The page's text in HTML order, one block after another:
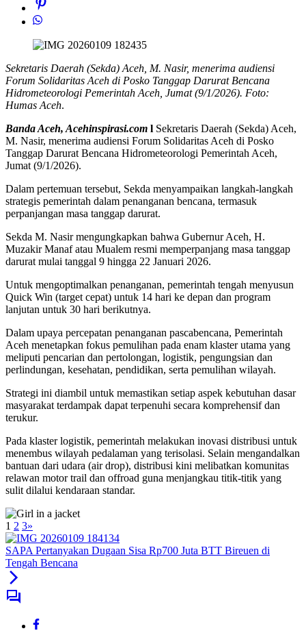
Sekretaris Daerah (Sekda) Aceh, M. Nasir, menerima audiensi
Forum Solidaritas Aceh di Posko Tanggap Darurat Bencana
Hidrometeorologi Pemerintah Aceh, Jumat (9/1/2026). Foto:
Humas Aceh.
Banda Aceh, Acehinspirasi.com l Sekretaris Daerah (Sekda) Aceh,
M. Nasir, menerima audiensi Forum Solidaritas Aceh di Posko
Tanggap Darurat Bencana Hidrometeorologi Pemerintah Aceh,
Jumat (9/1/2026).
Dalam pertemuan tersebut, Sekda menyampaikan langkah-langkah
strategis pemerintah dalam penanganan bencana, termasuk
perpanjangan masa tanggap darurat.
Sekda M. Nasir mengungkapkan bahwa Gubernur Aceh, H.
Muzakir Manaf atau Mualem resmi memperpanjang masa tanggap
darurat mulai tanggal 9 hingga 22 Januari 2026.
Untuk mengoptimalkan penanganan, pemerintah tengah menyusun
Quick Win (target cepat) untuk 14 hari ke depan dan program
lanjutan untuk 30 hari berikutnya.
Dalam upaya percepatan penanganan pascabencana, Pemerintah
Aceh menetapkan fokus pemulihan pada enam klaster utama yang
meliputi pencarian dan pertolongan, logistik, pengungsian dan
perlindungan, kesehatan, pendidikan, serta pemulihan wilayah.
Strategi ini diambil untuk memastikan setiap aspek kebutuhan dasar
masyarakat terdampak dapat terpenuhi secara komprehensif dan
terukur.
Pada klaster logistik, pemerintah melakukan inovasi distribusi untuk
menembus wilayah pedalaman yang terisolasi. Selain mengandalkan
bantuan dari udara (air drop), distribusi kini melibatkan komunitas
relawan motor trail dan offroad guna menjangkau titik-titik yang
sulit dilalui kendaraan standar.
1 2 3»
SAPA Pertanyakan Dugaan Sisa Rp700 Juta BTT Bireuen di
Tengah Bencana